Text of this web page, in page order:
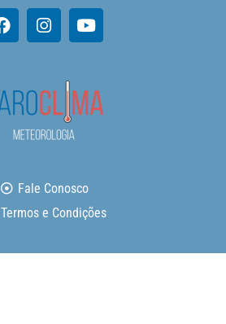
Fale Conosco
Termos e Condições